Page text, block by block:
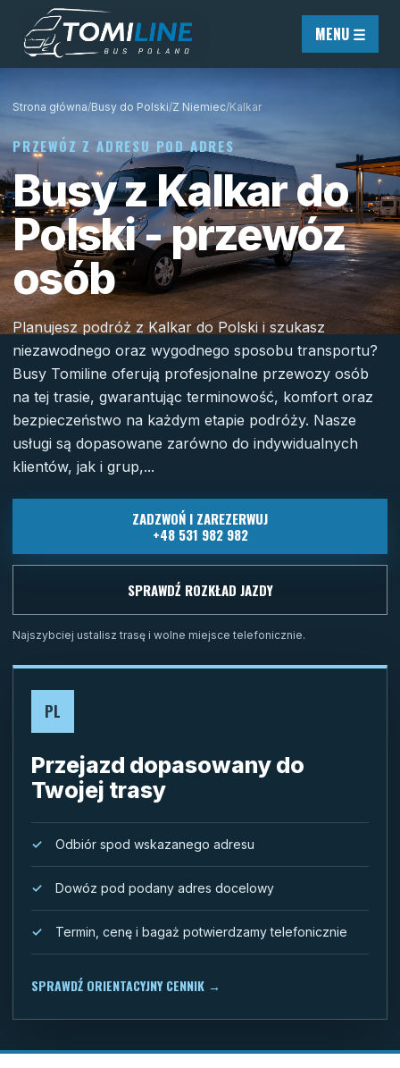
Przejdź do treści
MENU ☰
Strona główna/Busy do Polski/Z Niemiec/Kalkar
PRZEWÓZ Z ADRESU POD ADRES
Busy z Kalkar do
Polski - przewóz
osób
Planujesz podróż z Kalkar do Polski i szukasz
niezawodnego oraz wygodnego sposobu transportu?
Busy Tomiline oferują profesjonalne przewozy osób
na tej trasie, gwarantując terminowość, komfort oraz
bezpieczeństwo na każdym etapie podróży. Nasze
usługi są dopasowane zarówno do indywidualnych
klientów, jak i grup,...
ZADZWOŃ I ZAREZERWUJ
+48 531 982 982
SPRAWDŹ ROZKŁAD JAZDY
Najszybciej ustalisz trasę i wolne miejsce telefonicznie.
PL
Przejazd dopasowany do
Twojej trasy
Odbiór spod wskazanego adresu
Dowóz pod podany adres docelowy
Termin, cenę i bagaż potwierdzamy telefonicznie
SPRAWDŹ ORIENTACYJNY CENNIK →